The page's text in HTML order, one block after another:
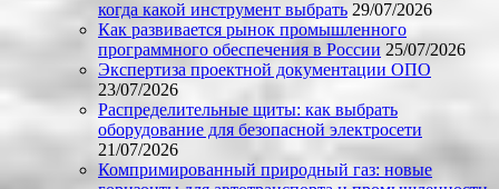
когда какой инструмент выбрать 29/07/2026
Как развивается рынок промышленного
программного обеспечения в России 25/07/2026
Экспертиза проектной документации ОПО
23/07/2026
Распределительные щиты: как выбрать
оборудование для безопасной электросети
21/07/2026
Компримированный природный газ: новые